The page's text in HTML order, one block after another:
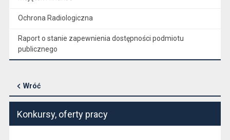
Ochrona Radiologiczna
Raport o stanie zapewnienia dostępności podmiotu
publicznego
Wróć
Konkursy, oferty pracy